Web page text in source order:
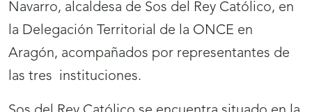
Navarro, alcaldesa de Sos del Rey Católico, en
la Delegación Territorial de la ONCE en
Aragón, acompañados por representantes de
las tres instituciones.